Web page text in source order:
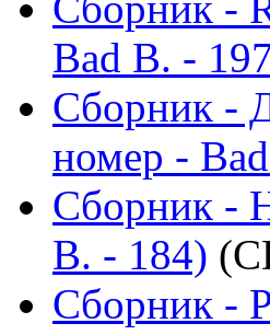
Bad B. -
Сборник -
номер -
Сборник -
B. - 184)
Сборник -